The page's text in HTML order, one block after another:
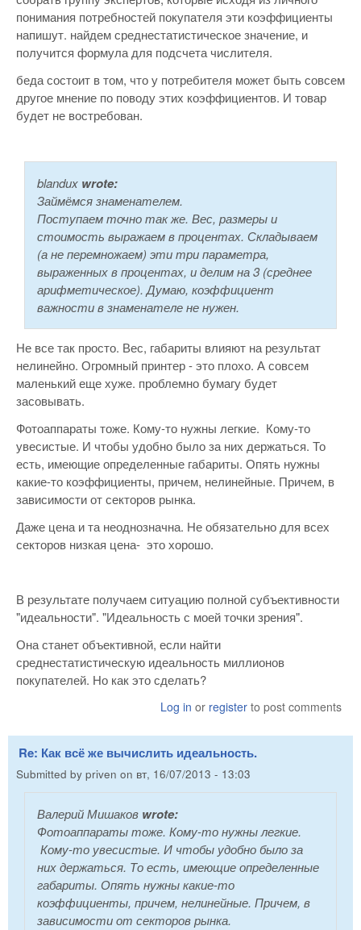
понимания потребностей покупателя эти коэффициенты
напишут. найдем среднестатистическое значение, и
получится формула для подсчета числителя.
беда состоит в том, что у потребителя может быть совсем
другое мнение по поводу этих коэффициентов. И товар
будет не востребован.
blandux wrote:
Займёмся знаменателем.
Поступаем точно так же. Вес, размеры и
стоимость выражаем в процентах. Складываем
(а не перемножаем) эти три параметра,
выраженных в процентах, и делим на 3 (среднее
арифметическое). Думаю, коэффициент
важности в знаменателе не нужен.
Не все так просто. Вес, габариты влияют на результат
нелинейно. Огромный принтер - это плохо. А совсем
маленький еще хуже. проблемно бумагу будет
засовывать.
Фотоаппараты тоже. Кому-то нужны легкие. Кому-то
увесистые. И чтобы удобно было за них держаться. То
есть, имеющие определенные габариты. Опять нужны
какие-то коэффициенты, причем, нелинейные. Причем, в
зависимости от секторов рынка.
Даже цена и та неоднозначна. Не обязательно для всех
секторов низкая цена- это хорошо.
В результате получаем ситуацию полной субъективности
"идеальности". "Идеальность с моей точки зрения".
Она станет объективной, если найти
среднестатистическую идеальность миллионов
покупателей. Но как это сделать?
Log in or register to post comments
Re: Как всё же вычислить идеальность.
Submitted by priven on вт, 16/07/2013 - 13:03
Валерий Мишаков wrote:
Фотоаппараты тоже. Кому-то нужны легкие.
Кому-то увесистые. И чтобы удобно было за
них держаться. То есть, имеющие определенные
габариты. Опять нужны какие-то
коэффициенты, причем, нелинейные. Причем, в
зависимости от секторов рынка.